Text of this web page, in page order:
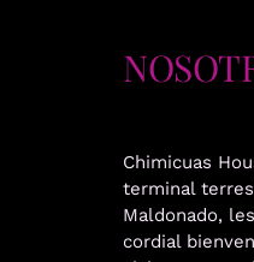
Chimicuas
terminal
Maldonado,
cordial